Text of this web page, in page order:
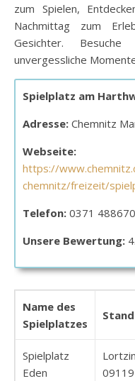
zum Spielen,
Nachmittag zum
Gesichter.
unvergessliche
Spielplatz am
Adresse: Chemnitz
Webseite:
https://
chemnitz/freizeit/
Telefon: 0371
Unsere Bewertung:
Name des
Spielplatzes
Spielplatz
Eden